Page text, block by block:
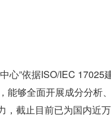
心”依据ISO/IEC
能够全面开展成分分析
截止目前已为国内近